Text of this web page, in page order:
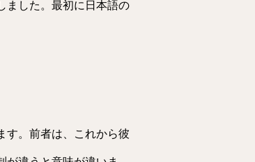
ました。最初に日本語の
す。前者は、これから彼